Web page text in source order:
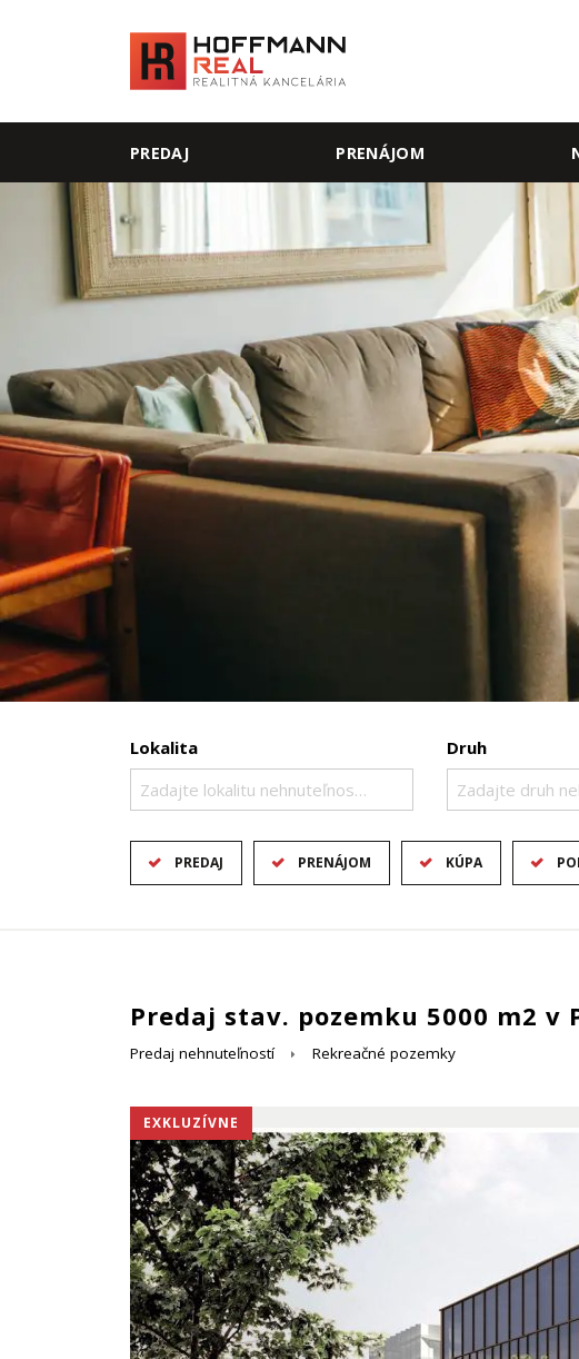
PREDAJ PRENÁJOM
Lokalita
Zadajte lokalitu nehnuteľnosti ..
Druh
Zadajte druh
PREDAJ PRENÁJOM KÚPA
Predaj stav. pozemku 5000 m2
Predaj nehnuteľností Rekreačné pozemky
EXKLUZÍVNE